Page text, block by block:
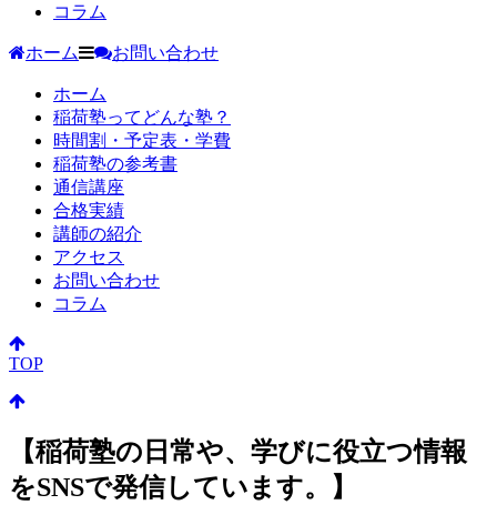
コラム
ホーム お問い合わせ
ホーム
稲荷塾ってどんな塾？
時間割・予定表・学費
稲荷塾の参考書
通信講座
合格実績
講師の紹介
アクセス
お問い合わせ
コラム
TOP
【稲荷塾の日常や、学びに役立つ情報
をSNSで発信しています。】